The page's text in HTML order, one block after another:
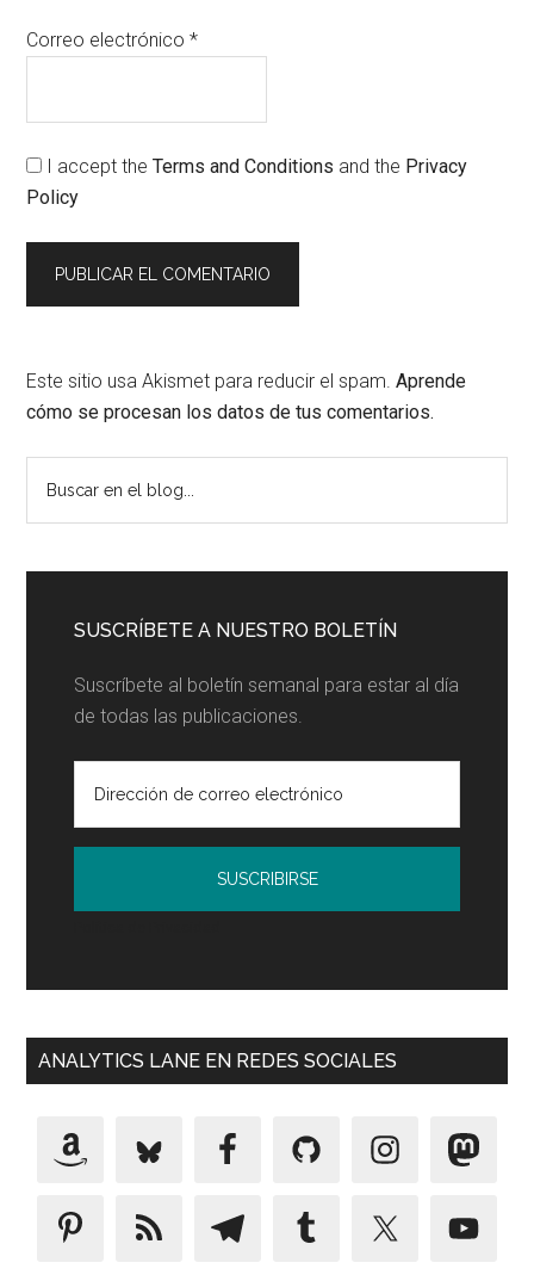
Correo electrónico*
I accept theTerms and Conditions and the Privacy
Policy
Este sitio usa Akismet para reducir el spam.Aprende
cómo se procesan los datos de tus comentarios.
Barra
lateral
principal
SUSCRÍBETE A NUESTRO BOLETÍN
Suscríbete al boletín semanal para estar al día
de todas las publicaciones.
ANALYTICS LANE EN REDES SOCIALES